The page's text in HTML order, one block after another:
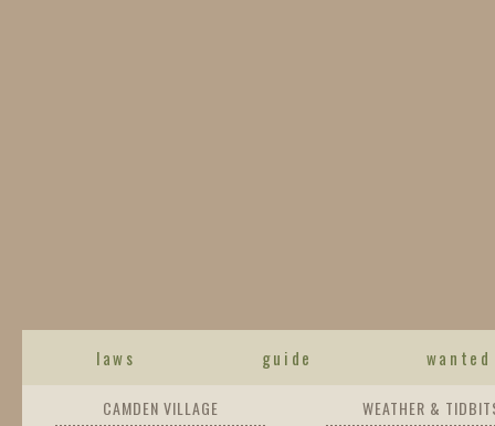
laws guide wanted
CAMDEN VILLAGE WEATHER &